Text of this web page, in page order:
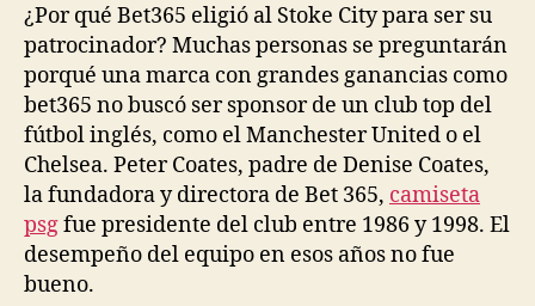
¿Por qué Bet365 eligió al Stoke City para ser su
patrocinador? Muchas personas se preguntarán
porqué una marca con grandes ganancias como
bet365 no buscó ser sponsor de un club top del
fútbol inglés, como el Manchester United o el
Chelsea. Peter Coates, padre de Denise Coates,
la fundadora y directora de Bet 365, camiseta
psgfue presidente del club entre 1986 y 1998. El
desempeño del equipo en esos años no fue
bueno.